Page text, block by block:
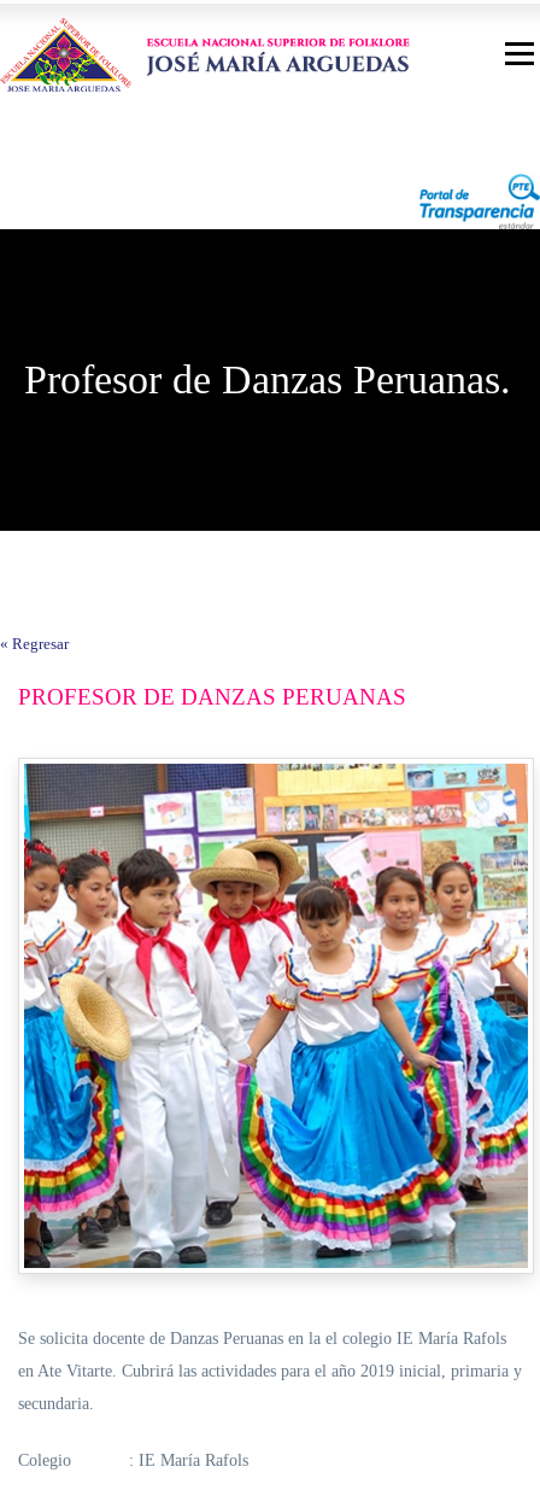
Profesor de Danzas Peruanas.
« Regresar
PROFESOR DE DANZAS PERUANAS
Se solicita docente de Danzas Peruanas en la el colegio IE María Rafols
en Ate Vitarte. Cubrirá las actividades para el año 2019 inicial, primaria y
secundaria.
Colegio : IE María Rafols